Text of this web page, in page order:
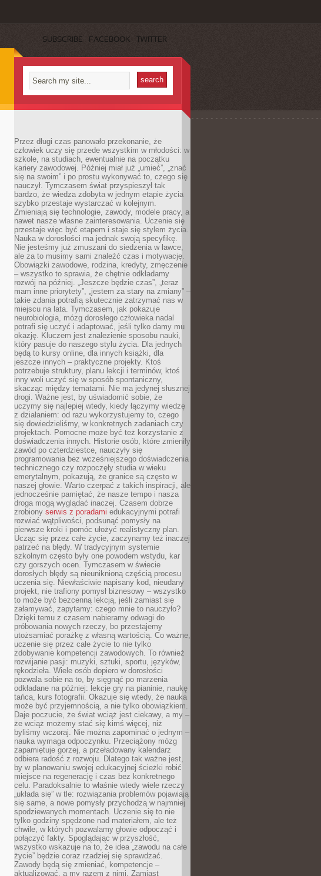
SUBSCRIBE FACEBOOK TWITTER
Przez długi czas panowało przekonanie, że
człowiek uczy się przede wszystkim w młodości: w
szkole, na studiach, ewentualnie na początku
kariery zawodowej. Później miał już „umieć”, „znać
się na swoim” i po prostu wykonywać to, czego się
nauczył. Tymczasem świat przyspieszył tak
bardzo, że wiedza zdobyta w jednym etapie życia
szybko przestaje wystarczać w kolejnym.
Zmieniają się technologie, zawody, modele pracy, a
nawet nasze własne zainteresowania. Uczenie się
przestaje więc być etapem i staje się stylem życia.
Nauka w dorosłości ma jednak swoją specyfikę.
Nie jesteśmy już zmuszani do siedzenia w ławce,
ale za to musimy sami znaleźć czas i motywację.
Obowiązki zawodowe, rodzina, kredyty, zmęczenie
– wszystko to sprawia, że chętnie odkładamy
rozwój na później. „Jeszcze będzie czas”, „teraz
mam inne priorytety”, „jestem za stary na zmiany” –
takie zdania potrafią skutecznie zatrzymać nas w
miejscu na lata. Tymczasem, jak pokazuje
neurobiologia, mózg dorosłego człowieka nadal
potrafi się uczyć i adaptować, jeśli tylko damy mu
okazję. Kluczem jest znalezienie sposobu nauki,
który pasuje do naszego stylu życia. Dla jednych
będą to kursy online, dla innych książki, dla
jeszcze innych – praktyczne projekty. Ktoś
potrzebuje struktury, planu lekcji i terminów, ktoś
inny woli uczyć się w sposób spontaniczny,
skacząc między tematami. Nie ma jedynej słusznej
drogi. Ważne jest, by uświadomić sobie, że
uczymy się najlepiej wtedy, kiedy łączymy wiedzę
z działaniem: od razu wykorzystujemy to, czego
się dowiedzieliśmy, w konkretnych zadaniach czy
projektach. Pomocne może być też korzystanie z
doświadczenia innych. Historie osób, które zmieniły
zawód po czterdziestce, nauczyły się
programowania bez wcześniejszego doświadczenia
technicznego czy rozpoczęły studia w wieku
emerytalnym, pokazują, że granice są często w
naszej głowie. Warto czerpać z takich inspiracji, ale
jednocześnie pamiętać, że nasze tempo i nasza
droga mogą wyglądać inaczej. Czasem dobrze
zrobiony serwis z poradami edukacyjnymi potrafi
rozwiać wątpliwości, podsunąć pomysły na
pierwsze kroki i pomóc ułożyć realistyczny plan.
Ucząc się przez całe życie, zaczynamy też inaczej
patrzeć na błędy. W tradycyjnym systemie
szkolnym często były one powodem wstydu, kar
czy gorszych ocen. Tymczasem w świecie
dorosłych błędy są nieuniknioną częścią procesu
uczenia się. Niewłaściwie napisany kod, nieudany
projekt, nie trafiony pomysł biznesowy – wszystko
to może być bezcenną lekcją, jeśli zamiast się
załamywać, zapytamy: czego mnie to nauczyło?
Dzięki temu z czasem nabieramy odwagi do
próbowania nowych rzeczy, bo przestajemy
utożsamiać porażkę z własną wartością. Co ważne,
uczenie się przez całe życie to nie tylko
zdobywanie kompetencji zawodowych. To również
rozwijanie pasji: muzyki, sztuki, sportu, języków,
rękodzieła. Wiele osób dopiero w dorosłości
pozwala sobie na to, by sięgnąć po marzenia
odkładane na później: lekcje gry na pianinie, naukę
tańca, kurs fotografii. Okazuje się wtedy, że nauka
może być przyjemnością, a nie tylko obowiązkiem.
Daje poczucie, że świat wciąż jest ciekawy, a my –
że wciąż możemy stać się kimś więcej, niż
byliśmy wczoraj. Nie można zapominać o jednym –
nauka wymaga odpoczynku. Przeciążony mózg
zapamiętuje gorzej, a przeładowany kalendarz
odbiera radość z rozwoju. Dlatego tak ważne jest,
by w planowaniu swojej edukacyjnej ścieżki robić
miejsce na regenerację i czas bez konkretnego
celu. Paradoksalnie to właśnie wtedy wiele rzeczy
„układa się” w tle: rozwiązania problemów pojawiają
się same, a nowe pomysły przychodzą w najmniej
spodziewanych momentach. Uczenie się to nie
tylko godziny spędzone nad materiałem, ale też
chwile, w których pozwalamy głowie odpocząć i
połączyć fakty. Spoglądając w przyszłość,
wszystko wskazuje na to, że idea „zawodu na całe
życie” będzie coraz rzadziej się sprawdzać.
Zawody będą się zmieniać, kompetencje –
aktualizować, a my razem z nimi. Zamiast